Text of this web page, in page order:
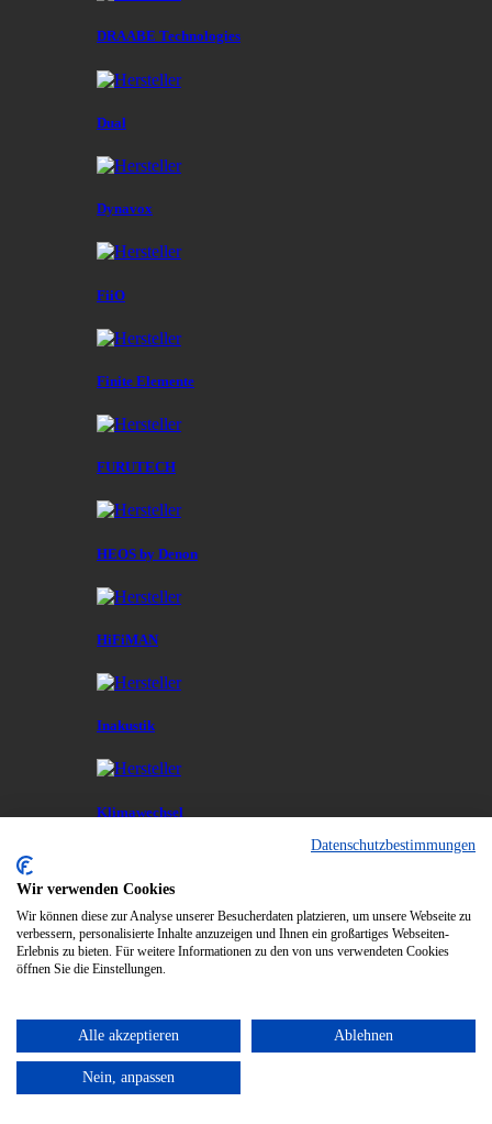
DRAABE Technologies
Dual
Dynavox
FiiO
Finite Elemente
FURUTECH
HEOS by Denon
HiFiMAN
Inakustik
Klimawechsel
L Art du Son
Meze
Datenschutzbestimmungen
Wir verwenden Cookies
Wir können diese zur Analyse unserer Besucherdaten platzieren, um unsere Webseite zu
verbessern, personalisierte Inhalte anzuzeigen und Ihnen ein großartiges Webseiten-
Erlebnis zu bieten. Für weitere Informationen zu den von uns verwendeten Cookies
öffnen Sie die Einstellungen.
Alle akzeptieren Ablehnen
Nein, anpassen